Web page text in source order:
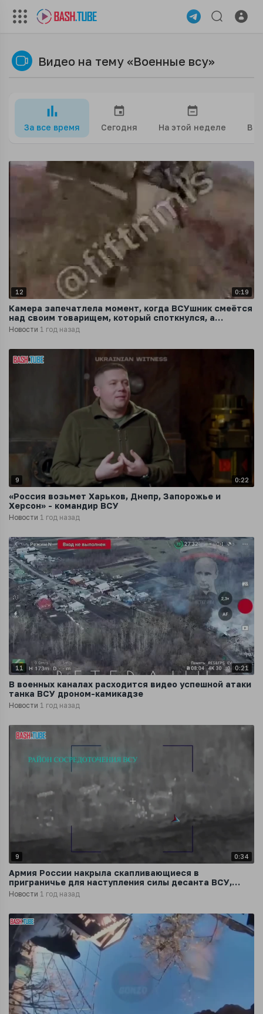
Видео на тему «Военные всу»
За все время Сегодня На этой неделе В
12 0:19
Камера запечатлела момент, когда ВСУшник смеётся
над своим товарищем, который споткнулся, а
мгновение спустя наступил на мину
Новости 1 год назад
9 0:22
«Россия возьмет Харьков, Днепр, Запорожье и
Херсон» - командир ВСУ
Новости 1 год назад
11 0:21
В военных каналах расходится видео успешной атаки
танка ВСУ дроном-камикадзе
Новости 1 год назад
9 0:34
Армия России накрыла скапливающиеся в
приграничье для наступления силы десанта ВСУ,
уничтожив множество боевиков и техники
Новости 1 год назад